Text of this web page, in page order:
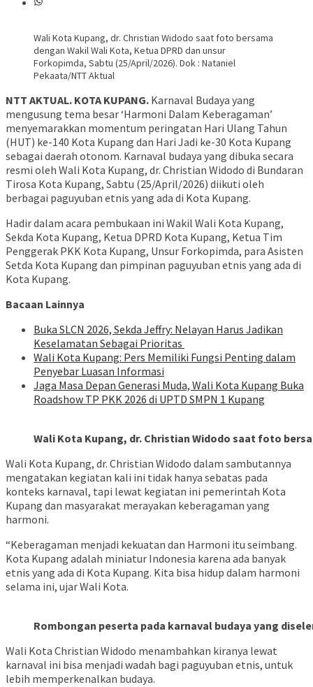
Wali Kota Kupang, dr. Christian Widodo saat foto bersama
dengan Wakil Wali Kota, Ketua DPRD dan unsur
Forkopimda, Sabtu (25/April/2026). Dok : Nataniel
Pekaata/NTT Aktual
NTT AKTUAL. KOTA KUPANG. Karnaval Budaya yang
mengusung tema besar ‘Harmoni Dalam Keberagaman’
menyemarakkan momentum peringatan Hari Ulang Tahun
(HUT) ke-140 Kota Kupang dan Hari Jadi ke-30 Kota Kupang
sebagai daerah otonom. Karnaval budaya yang dibuka secara
resmi oleh Wali Kota Kupang, dr. Christian Widodo di Bundaran
Tirosa Kota Kupang, Sabtu (25/April/2026) diikuti oleh
berbagai paguyuban etnis yang ada di Kota Kupang.
Hadir dalam acara pembukaan ini Wakil Wali Kota Kupang,
Sekda Kota Kupang, Ketua DPRD Kota Kupang, Ketua Tim
Penggerak PKK Kota Kupang, Unsur Forkopimda, para Asisten
Setda Kota Kupang dan pimpinan paguyuban etnis yang ada di
Kota Kupang.
Bacaan Lainnya
Buka SLCN 2026, Sekda Jeffry: Nelayan Harus Jadikan
Keselamatan Sebagai Prioritas
Wali Kota Kupang: Pers Memiliki Fungsi Penting dalam
Penyebar Luasan Informasi
Jaga Masa Depan Generasi Muda, Wali Kota Kupang Buka
Roadshow TP PKK 2026 di UPTD SMPN 1 Kupang
Wali Kota Kupang, dr. Christian Widodo saat foto
Wali Kota Kupang, dr. Christian Widodo dalam sambutannya
mengatakan kegiatan kali ini tidak hanya sebatas pada
konteks karnaval, tapi lewat kegiatan ini pemerintah Kota
Kupang dan masyarakat merayakan keberagaman yang
harmoni.
“Keberagaman menjadi kekuatan dan Harmoni itu seimbang.
Kota Kupang adalah miniatur Indonesia karena ada banyak
etnis yang ada di Kota Kupang. Kita bisa hidup dalam harmoni
selama ini, ujar Wali Kota.
Rombongan peserta pada karnaval budaya yang
Wali Kota Christian Widodo menambahkan kiranya lewat
karnaval ini bisa menjadi wadah bagi paguyuban etnis, untuk
lebih memperkenalkan budaya.